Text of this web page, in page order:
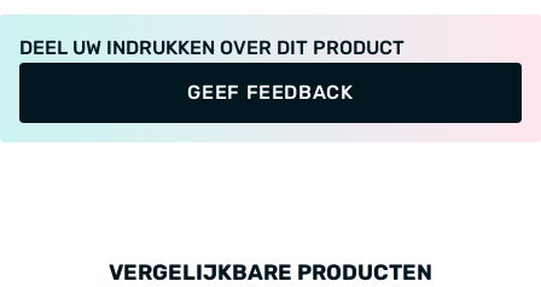
DEEL UW INDRUKKEN OVER DIT PRODUCT
GEEF FEEDBACK
VERGELIJKBARE PRODUCTEN